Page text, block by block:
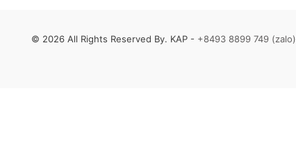
© 2026 All Rights Reserved By. KAP - +8493 8899 749 (zalo)